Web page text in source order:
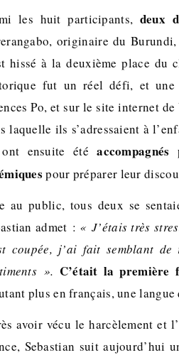
les huit participants, deux
originaire du
hissé à la deuxième place du
fut un réel défi, et une
Po, et sur le site internet
laquelle ils s’adressaient à
ensuite été
pour préparer leur
au public, tous deux se
admet : « J’étais très
coupée, j’ai fait semblant
». C’était la première
plus en français, une
avoir vécu le harcèlement et
Sebastian suit aujourd’hui